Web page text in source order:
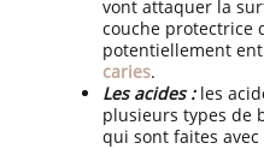
vont attaquer la
couche protectrice
potentiellement
caries.
Les acides : les
plusieurs types de
qui sont faites